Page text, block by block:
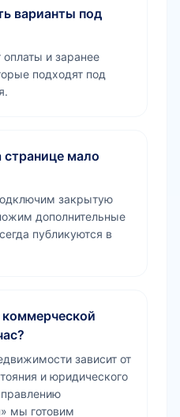
варианты под
и заранее
подходят под
странице мало
закрытую
дополнительные
публикуются в
коммерческой
зависит от
и юридического
мы готовим